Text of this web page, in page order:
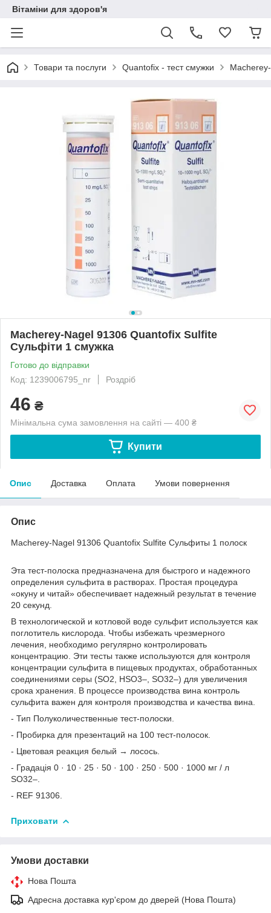
Вітаміни для здоров'я
Товари та послуги Quantofix - тест смужки
Macherey-Nagel 91306 Quantofix Sulfite
Сульфіти 1 смужка
Готово до відправки
Код: 1239006795_nr
Роздріб
46 ₴
Мінімальна сума замовлення на сайті — 400 ₴
Купити
Опис Доставка Оплата Умови повернення
Опис
Macherey-Nagel 91306 Quantofix Sulfite Сульфиты 1 полоск
Эта тест-полоска предназначена для быстрого и надежного
определения сульфита в растворах. Простая процедура
«окуну и читай» обеспечивает надежный результат в течение
20 секунд.
В технологической и котловой воде сульфит используется как
поглотитель кислорода. Чтобы избежать чрезмерного
лечения, необходимо регулярно контролировать
концентрацию. Эти тесты также используются для контроля
концентрации сульфита в пищевых продуктах, обработанных
соединениями серы (SO2, HSO3–, SO32–) для увеличения
срока хранения. В процессе производства вина контроль
сульфита важен для контроля производства и качества вина.
- Тип Полуколичественные тест-полоски.
- Пробирка для презентаций на 100 тест-полосок.
- Цветовая реакция белый → лосось.
- Градація 0 · 10 · 25 · 50 · 100 · 250 · 500 · 1000 мг / л
SO32–.
- REF 91306.
Приховати
Умови доставки
Нова Пошта
Адресна доставка кур'єром до дверей (Нова Пошта)